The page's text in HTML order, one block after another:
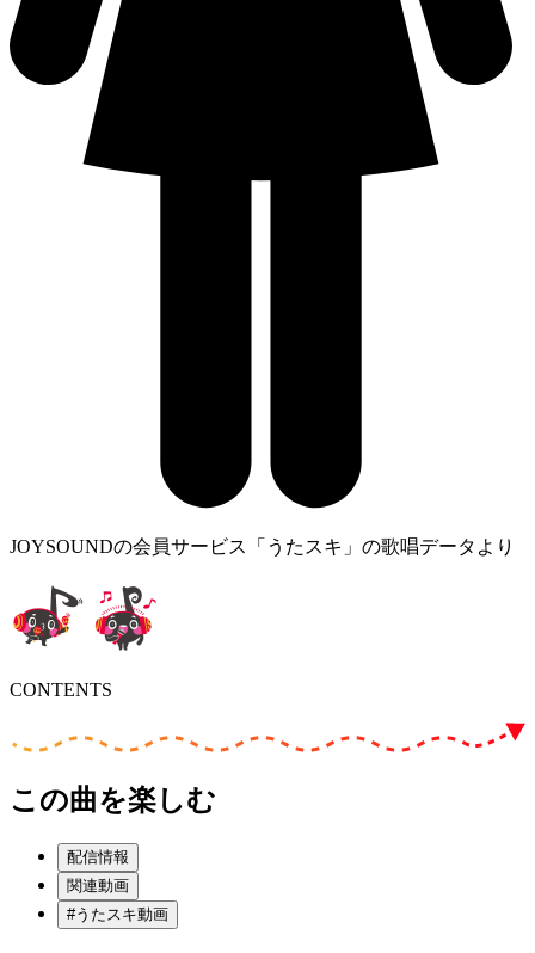
JOYSOUNDの会員サービス「うたスキ」の歌唱データより
CONTENTS
この曲を楽しむ
配信情報
関連動画
#うたスキ動画